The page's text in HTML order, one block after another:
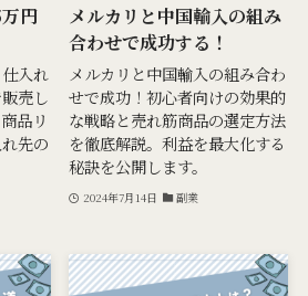
円
入れ
売し
品リ
先の
メルカリと中国輸入の組み
合わせで成功する！
メルカリと中国輸入の組み合わ
せで成功！初心者向けの効果的
な戦略と売れ筋商品の選定方法
を徹底解説。利益を最大化する
秘訣を公開します。
2024年7月14日 副業